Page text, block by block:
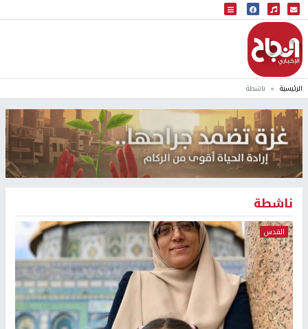
البث المباشر
إذاعة النجاح
الرئيسية ناشطة
ناشطة
القدس